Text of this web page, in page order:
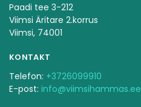
Paadi tee 3-212
Viimsi Äritare 2.korrus
Viimsi, 74001
KONTAKT
Telefon: +3726099910
E-post: info@viimsihammas.ee